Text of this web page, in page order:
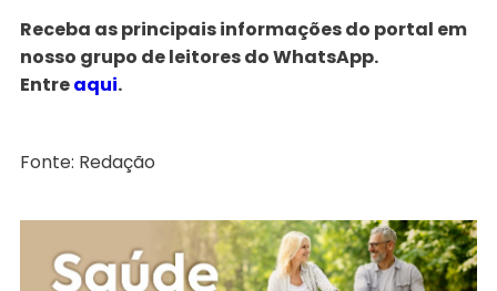
Receba as principais informações do portal em
nosso grupo de leitores do WhatsApp.
Entreaqui.
Fonte: Redação